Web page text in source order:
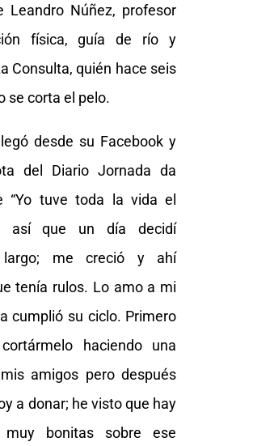
Leandro Núñez, profesor
física, guía de río y
Consulta, quién hace seis
se corta el pelo.
desde su Facebook y
del Diario Jornada da
“Yo tuve toda la vida el
así que un día decidí
largo; me creció y ahí
tenía rulos. Lo amo a mi
cumplió su ciclo. Primero
haciendo una
amigos pero después
a donar; he visto que hay
muy bonitas sobre ese